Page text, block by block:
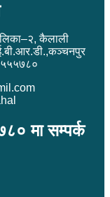
कैलाली
मा सम्पर्क